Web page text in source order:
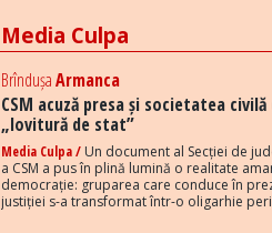
Media Culpa
BrîndușaArmanca
CSM acuză presa și societatea civilă
„lovitură de stat”
Media Culpa / Un document al Secției de
a CSM a pus în plină lumină o realitate
democrație: gruparea care conduce în
justiției s-a transformat într-o oligarhie